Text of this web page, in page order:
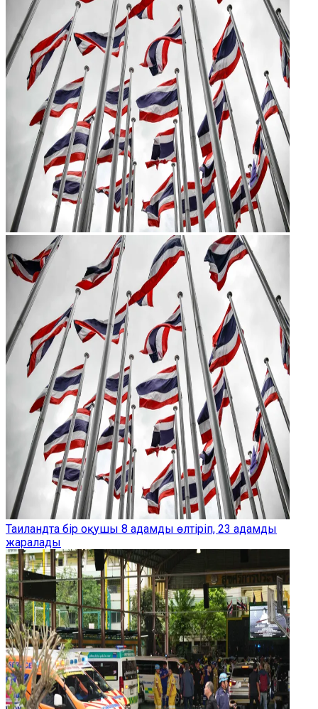
Таиландта бір оқушы 8 адамды өлтіріп, 23 адамды
жаралады